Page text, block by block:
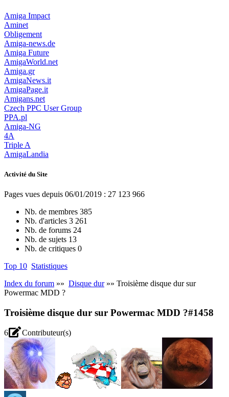
Amiga Impact
Aminet
Obligement
Amiga-news.de
Amiga Future
AmigaWorld.net
Amiga.gr
AmigaNews.it
AmigaPage.it
Amigans.net
Czech PPC User Group
PPA.pl
Amiga-NG
4A
Triple A
AmigaLandia
Activité du Site
Pages vues depuis 06/01/2019 : 27 123 966
Nb. de membres 385
Nb. d'articles 3 261
Nb. de forums 24
Nb. de sujets 13
Nb. de critiques 0
Top 10 Statistiques
Index du forum »» Disque dur»» Troisième disque dur sur
Powermac MDD ?
Troisième disque dur sur Powermac MDD ?#1458
6 Contributeur(s)